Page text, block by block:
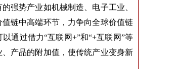
强势产业如机械制造、电子工业、
链中高端环节，力争向全球价值链
通过借力“互联网+”和“+互联网”等
产品的附加值，使传统产业变身新